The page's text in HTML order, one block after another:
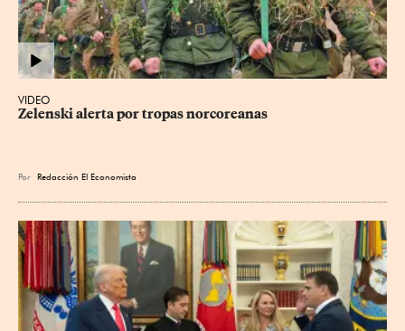
VIDEO
Zelenski alerta por tropas norcoreanas
Por Redacción El Economista